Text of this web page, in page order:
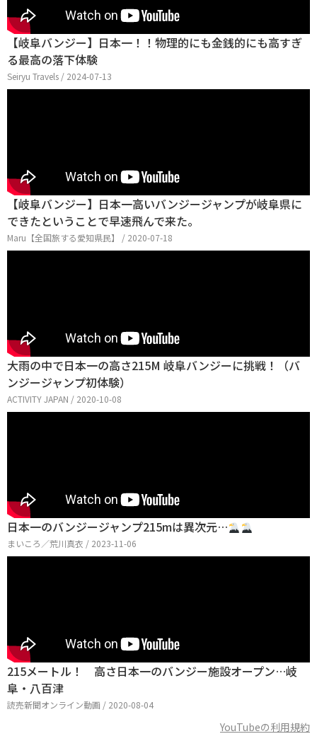
【岐阜バンジー】日本一！！物理的にも金銭的にも高すぎ
る最高の落下体験
Seiryu Travels / 2024-07-13
【岐阜バンジー】日本一高いバンジージャンプが岐阜県に
できたということで早速飛んで来た。
Maru【全国旅する愛知県民】 / 2020-07-18
大雨の中で日本一の高さ215M 岐阜バンジーに挑戦！（バ
ンジージャンプ初体験）
ACTIVITY JAPAN / 2020-10-08
日本一のバンジージャンプ215mは異次元…
まいころ／荒川真衣 / 2023-11-06
215メートル！ 高さ日本一のバンジー施設オープン…岐
阜・八百津
読売新聞オンライン動画 / 2020-08-04
YouTubeの利用規約